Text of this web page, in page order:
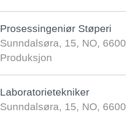
Prosessingeniør Støperi
Sunndalsøra, 15, NO, 6600
Produksjon
Laboratorietekniker
Sunndalsøra, 15, NO, 6600